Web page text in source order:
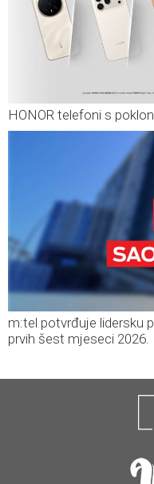
HONOR telefoni s
m:tel potvrđuje lidersku
prvih šest mjeseci 2026.